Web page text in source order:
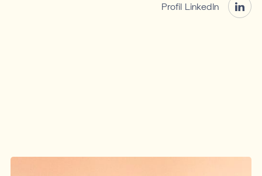
Profil LinkedIn